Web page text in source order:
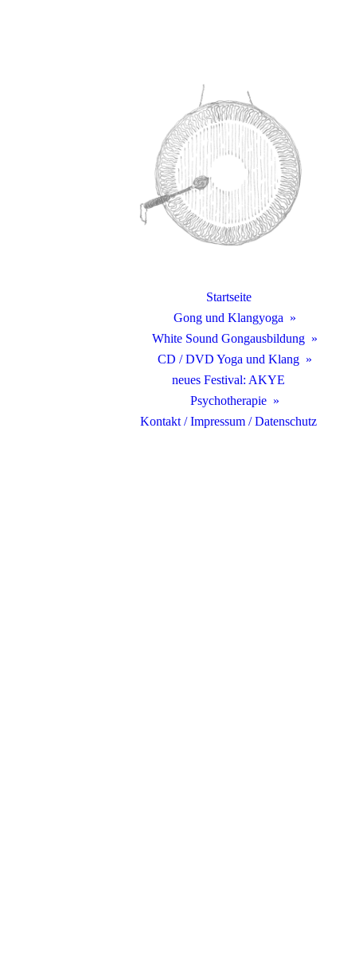
Startseite
Gong und Klangyoga
White Sound Gongausbildung
CD / DVD Yoga und Klang
neues Festival: AKYE
Psychotherapie
Kontakt / Impressum / Datenschutz